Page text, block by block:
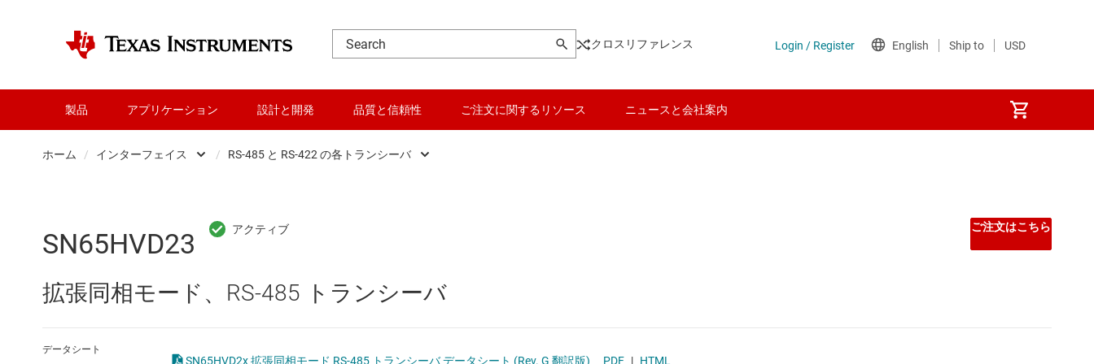
クロスリファレンス
製品 アプリケーション 設計と開発 品質と信頼性 ご注文に関するリソース ニュースと会社案内
ホーム / インターフェイス
RF とマイクロ波
インターフェイス
/ RS-485 と RS-422 の各トランシーバ
IO-Link とデジタル I/O
SN65HVD23
拡張同相モード、RS-485 トランシーバ
ご注文はこちら
データシート
SN65HVD2x 拡張同相モード RS-485 トランシーバ データシート (Rev. G 翻訳版) PDF | HTML